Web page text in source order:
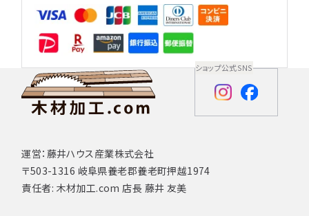
運営：藤井ハウス産業株式会社
〒503-1316 岐阜県養老郡養老町押越1974
責任者: 木材加工.com 店長 藤井 友美
ショップ公式SNS